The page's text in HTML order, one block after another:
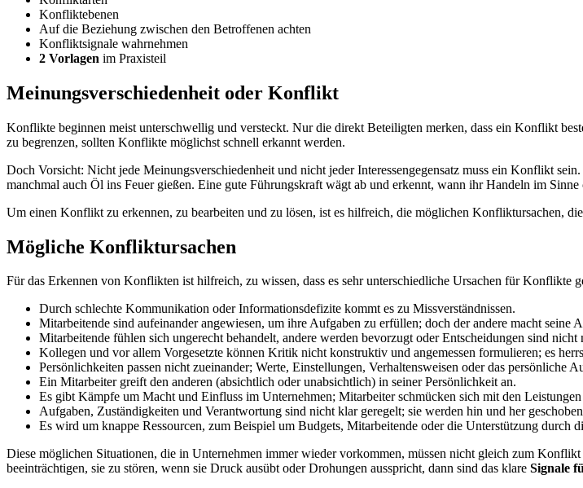
Konfliktebenen
Auf die Beziehung zwischen den Betroffenen achten
Konfliktsignale wahrnehmen
2 Vorlagen im Praxisteil
Meinungsverschiedenheit oder Konflikt
Konflikte beginnen meist unterschwellig und versteckt. Nur die direkt Beteiligten merken, dass ein Konflikt
zu begrenzen, sollten Konflikte möglichst schnell erkannt werden.
Doch Vorsicht: Nicht jede Meinungsverschiedenheit und nicht jeder Interessengegensatz muss ein Konflikt
manchmal auch Öl ins Feuer gießen. Eine gute Führungskraft wägt ab und erkennt, wann ihr Handeln im
Um einen Konflikt zu erkennen, zu bearbeiten und zu lösen, ist es hilfreich, die möglichen Konfliktursachen,
Mögliche Konfliktursachen
Für das Erkennen von Konflikten ist hilfreich, zu wissen, dass es sehr unterschiedliche Ursachen für Konflikte
Durch schlechte Kommunikation oder Informationsdefizite kommt es zu Missverständnissen.
Mitarbeitende sind aufeinander angewiesen, um ihre Aufgaben zu erfüllen; doch der andere macht seine
Mitarbeitende fühlen sich ungerecht behandelt, andere werden bevorzugt oder Entscheidungen sind nicht
Kollegen und vor allem Vorgesetzte können Kritik nicht konstruktiv und angemessen formulieren; es
Persönlichkeiten passen nicht zueinander; Werte, Einstellungen, Verhaltensweisen oder das persönliche
Ein Mitarbeiter greift den anderen (absichtlich oder unabsichtlich) in seiner Persönlichkeit an.
Es gibt Kämpfe um Macht und Einfluss im Unternehmen; Mitarbeiter schmücken sich mit den Leistungen
Aufgaben, Zuständigkeiten und Verantwortung sind nicht klar geregelt; sie werden hin und her
Es wird um knappe Ressourcen, zum Beispiel um Budgets, Mitarbeitende oder die Unterstützung durch
Diese möglichen Situationen, die in Unternehmen immer wieder vorkommen, müssen nicht gleich zum
beeinträchtigen, sie zu stören, wenn sie Druck ausübt oder Drohungen ausspricht, dann sind das klare Signale